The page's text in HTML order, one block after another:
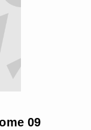
09